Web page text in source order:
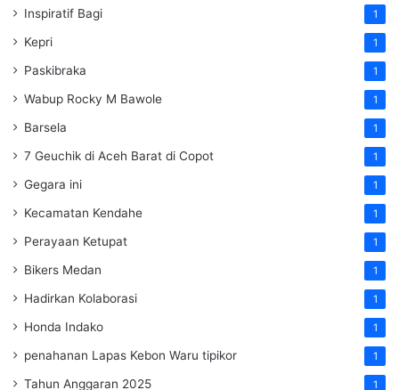
Inspiratif Bagi 1
Kepri 1
Paskibraka 1
Wabup Rocky M Bawole 1
Barsela 1
7 Geuchik di Aceh Barat di Copot 1
Gegara ini 1
Kecamatan Kendahe 1
Perayaan Ketupat 1
Bikers Medan 1
Hadirkan Kolaborasi 1
Honda Indako 1
penahanan Lapas Kebon Waru tipikor 1
Tahun Anggaran 2025 1